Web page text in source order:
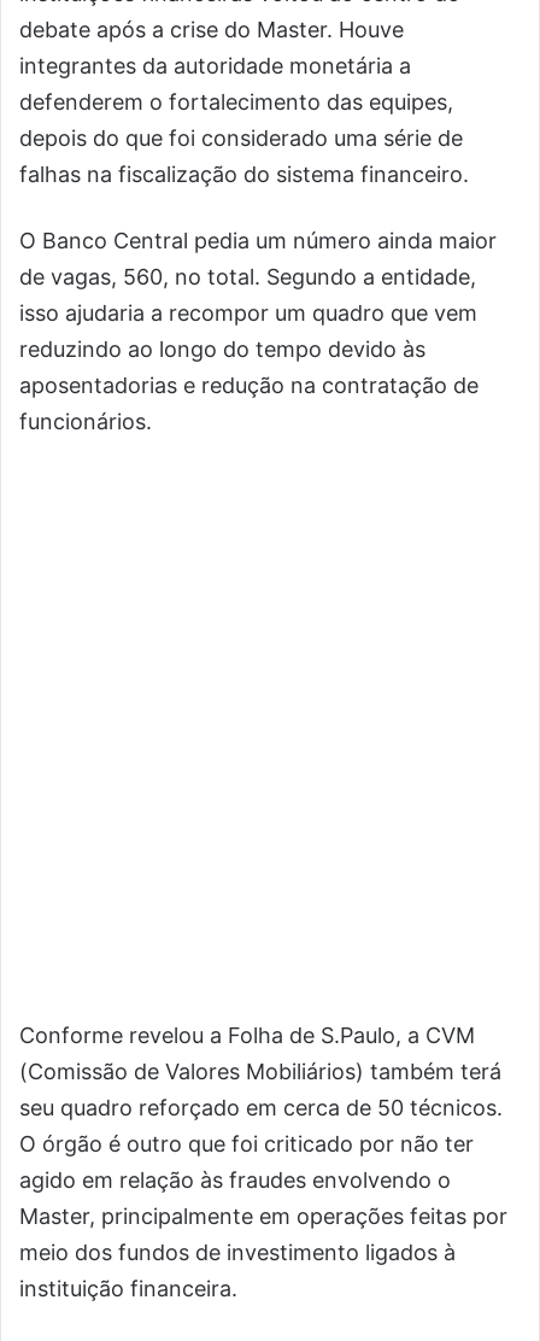
debate após a crise do Master. Houve
integrantes da autoridade monetária a
defenderem o fortalecimento das equipes,
depois do que foi considerado uma série de
falhas na fiscalização do sistema financeiro.
O Banco Central pedia um número ainda maior
de vagas, 560, no total. Segundo a entidade,
isso ajudaria a recompor um quadro que vem
reduzindo ao longo do tempo devido às
aposentadorias e redução na contratação de
funcionários.
Conforme revelou a Folha de S.Paulo, a CVM
(Comissão de Valores Mobiliários) também terá
seu quadro reforçado em cerca de 50 técnicos.
O órgão é outro que foi criticado por não ter
agido em relação às fraudes envolvendo o
Master, principalmente em operações feitas por
meio dos fundos de investimento ligados à
instituição financeira.